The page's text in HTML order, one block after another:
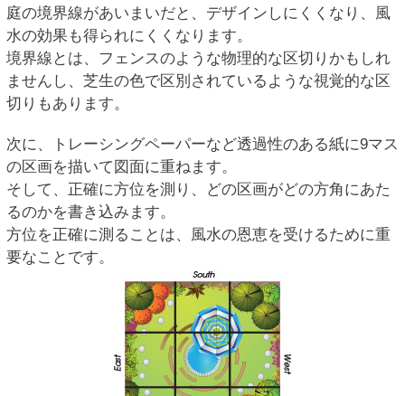
庭の境界線があいまいだと、デザインしにくくなり、風
水の効果も得られにくくなります。
境界線とは、フェンスのような物理的な区切りかもしれ
ませんし、芝生の色で区別されているような視覚的な区
切りもあります。
次に、トレーシングペーパーなど透過性のある紙に9マス
の区画を描いて図面に重ねます。
そして、正確に方位を測り、どの区画がどの方角にあた
るのかを書き込みます。
方位を正確に測ることは、風水の恩恵を受けるために重
要なことです。